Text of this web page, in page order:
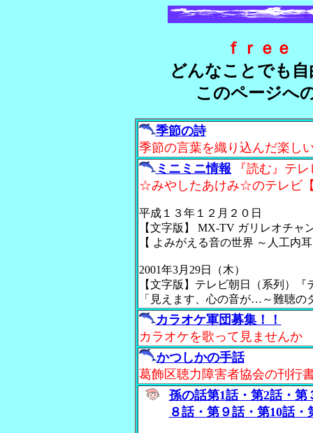
ｆｒｅｅ
どんなことでも
このページへ
季節の詩
季節の言葉を織り込んだ楽し
ミニミニ情報
『読む』テレ
☆みやしたあけみ☆のテレビ
平成１３年１２月２０日
【文字版】 MX-TV ガリレオチャ
【 よみがえる音の世界 ～人工内
2001年3月29日（木）
【文字版】テレビ朝日（系列）
「見えます、心の音が…～難聴の
カラオケ軍団募集！！
カラオケを歌って見ませんか
かつしかの手話
葛飾区聴力障害者協会の刊行
孫の話第1話・第2話・ 第
８話・第９話・第10話